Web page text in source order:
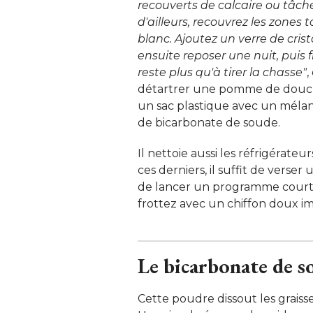
recouverts de calcaire ou
d'ailleurs, recouvrez les
blanc. Ajoutez un verre de
ensuite reposer une nuit, puis
reste plus qu'à tirer la chasse",
détartrer une pomme de
un sac plastique avec un
de bicarbonate de soude.
Il nettoie aussi les
ces derniers, il suffit de verser
de lancer un programme
frottez avec un chiffon doux
Le bicarbonate de
Cette poudre dissout les